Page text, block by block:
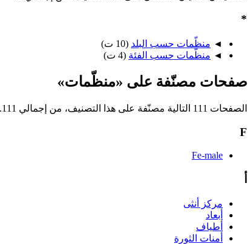
*
◄ منظّمات حسب البلد (10 ت)
◄ منظّمات حسب الفئة (4 ت)
صفحات مصنّفة على «منظّمات»
الصفحات 111 التالية مصنّفة على هذا التصنيف، من إجمالي 111.
F
Fe-male
مركز أنثى
أبعاد
أطياف
أمنات الثورة